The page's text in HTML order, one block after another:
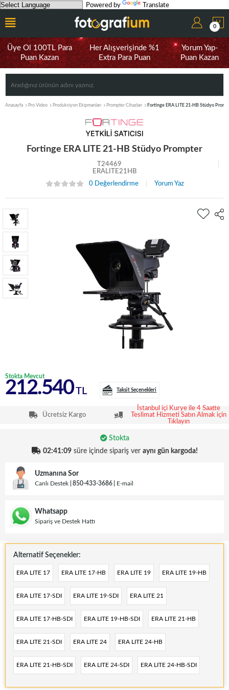
Powered by Translate
0
Üye Ol 100TL Para
Puan Kazan
Her Alışverişinde %1
Extra Para Puan
Yorum Yap-
Puan Kazan
Anasayfa Pro Video Produksiyon Ekipmanları Prompter Cihazları Fortinge ERA LITE 21-HB Stüdyo
Fortinge ERA LITE 21-HB Stüdyo Prompter
T24469
ERALITE21HB
0 Değerlendirme
Yorum Yaz
Stokta Mevcut
212.540TL Taksit Seçenekleri
Ücretsiz Kargo
İstanbul içi Kurye ile 4 Saatte
Teslimat Hizmeti Satın Almak için
Tıklayın
Stokta
02:41:09süre içinde sipariş ver aynı gün kargoda!
Uzmanına Sor
Canlı Destek 850-433-3686 E-mail
Whatsapp
Sipariş ve Destek Hattı
Alternatif Seçenekler:
ERA LITE 17 ERA LITE 17-HB ERA LITE 19 ERA LITE 19-HB
ERA LITE 17-SDI ERA LITE 19-SDI ERA LITE 21
ERA LITE 17-HB-SDI ERA LITE 19-HB-SDI ERA LITE 21-HB
ERA LITE 21-SDI ERA LITE 24 ERA LITE 24-HB
ERA LITE 21-HB-SDI ERA LITE 24-SDI ERA LITE 24-HB-SDI